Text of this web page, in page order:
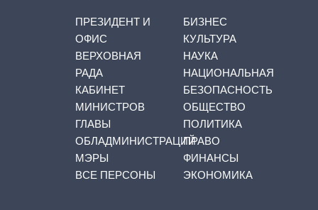
ПРЕЗИДЕНТ И
ОФИС
ВЕРХОВНАЯ
РАДА
КАБИНЕТ
МИНИСТРОВ
ГЛАВЫ
ОБЛАДМИНИСТРАЦИЙ
МЭРЫ
ВСЕ ПЕРСОНЫ
БИЗНЕС
КУЛЬТУРА
НАУКА
НАЦИОНАЛЬНАЯ
БЕЗОПАСНОСТЬ
ОБЩЕСТВО
ПОЛИТИКА
ПРАВО
ФИНАНСЫ
ЭКОНОМИКА